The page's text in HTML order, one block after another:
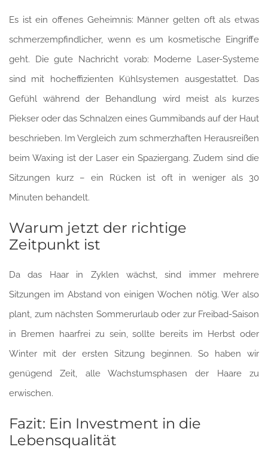
Es ist ein offenes Geheimnis: Männer gelten oft als etwas
schmerzempfindlicher, wenn es um kosmetische Eingriffe
geht. Die gute Nachricht vorab: Moderne Laser-Systeme
sind mit hocheffizienten Kühlsystemen ausgestattet. Das
Gefühl während der Behandlung wird meist als kurzes
Piekser oder das Schnalzen eines Gummibands auf der Haut
beschrieben. Im Vergleich zum schmerzhaften Herausreißen
beim Waxing ist der Laser ein Spaziergang. Zudem sind die
Sitzungen kurz – ein Rücken ist oft in weniger als 30
Minuten behandelt.
Warum jetzt der richtige
Zeitpunkt ist
Da das Haar in Zyklen wächst, sind immer mehrere
Sitzungen im Abstand von einigen Wochen nötig. Wer also
plant, zum nächsten Sommerurlaub oder zur Freibad-Saison
in Bremen haarfrei zu sein, sollte bereits im Herbst oder
Winter mit der ersten Sitzung beginnen. So haben wir
genügend Zeit, alle Wachstumsphasen der Haare zu
erwischen.
Fazit: Ein Investment in die
Lebensqualität